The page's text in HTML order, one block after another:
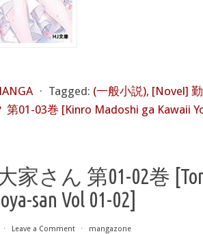
⋅ Tagged: (一般小説), [Novel]
第01-03巻 [Kinro Madoshi ga Kawaii
家さん 第01-02巻
san Vol 01-02]
⋅ Leave a Comment ⋅ mangazone